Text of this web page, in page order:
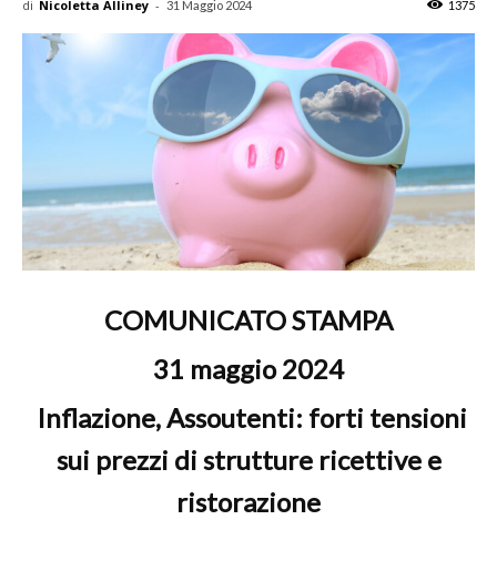
di Nicoletta Alliney - 31 Maggio 2024 1375
COMUNICATO STAMPA
31 maggio 2024
Inflazione, Assoutenti: forti tensioni
sui prezzi di strutture ricettive e
ristorazione